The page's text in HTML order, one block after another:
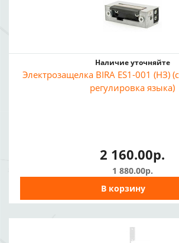
Наличие уточняйте
Электрозащелка BIRA ES1-001 (НЗ)
регулировка языка)
2 160.00р.
1 880.00р.
В корзину